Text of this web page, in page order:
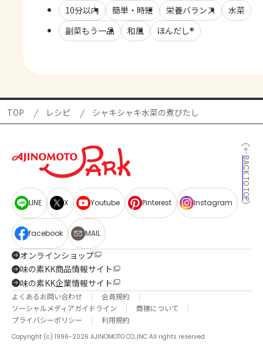
10分以内 簡単・時短 栄養バランス
水菜
副菜もう一品
和風 ほんだし®
TOP レシピ シャキシャキ水菜の煮びたし
BACK TO TOP
LINE X Youtube Pinterest Instagram
facebook MAIL
オンラインショップ
味の素KK商品情報サイト
味の素KK企業情報サイト
よくあるお問い合わせ
会員規約
ソーシャルメディアガイドライン
商標について
プライバシーポリシー
利用規約
Copyright (c) 1996-2026 AJINOMOTO CO.,INC All rights reserved.